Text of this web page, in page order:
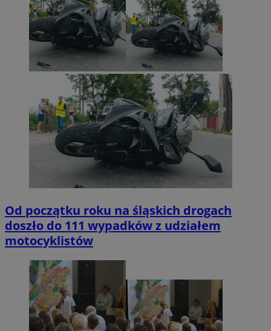
Od początku roku na śląskich drogach
doszło do 111 wypadków z udziałem
motocyklistów